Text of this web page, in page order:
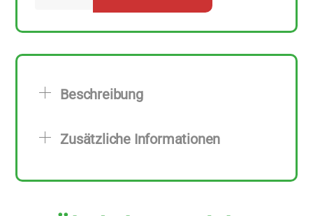
ml
Keramik-
Menge
Beschreibung
Zusätzliche Informationen